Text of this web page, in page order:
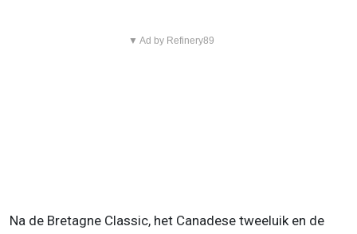
▼ Ad by Refinery89
Na de Bretagne Classic, het Canadese tweeluik en de